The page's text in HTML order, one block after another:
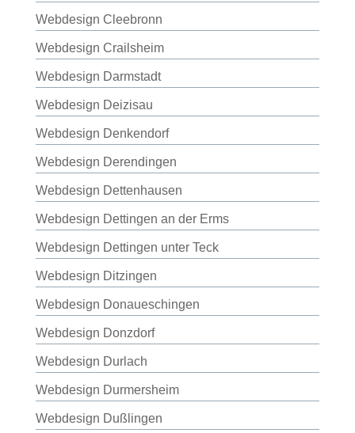
Webdesign Cleebronn
Webdesign Crailsheim
Webdesign Darmstadt
Webdesign Deizisau
Webdesign Denkendorf
Webdesign Derendingen
Webdesign Dettenhausen
Webdesign Dettingen an der Erms
Webdesign Dettingen unter Teck
Webdesign Ditzingen
Webdesign Donaueschingen
Webdesign Donzdorf
Webdesign Durlach
Webdesign Durmersheim
Webdesign Dußlingen